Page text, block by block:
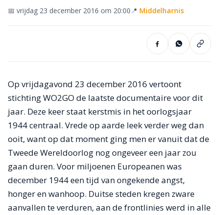
📅 vrijdag 23 december 2016 om 20:00📍 Middelharnis
Op vrijdagavond 23 december 2016 vertoont
stichting WO2GO de laatste documentaire voor dit
jaar. Deze keer staat kerstmis in het oorlogsjaar
1944 centraal. Vrede op aarde leek verder weg dan
ooit, want op dat moment ging men er vanuit dat de
Tweede Wereldoorlog nog ongeveer een jaar zou
gaan duren. Voor miljoenen Europeanen was
december 1944 een tijd van ongekende angst,
honger en wanhoop. Duitse steden kregen zware
aanvallen te verduren, aan de frontlinies werd in alle